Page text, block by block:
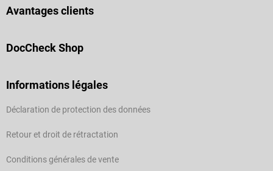
Avantages clients
DocCheck Shop
Informations légales
Déclaration de protection des données
Retour et droit de rétractation
Conditions générales de vente